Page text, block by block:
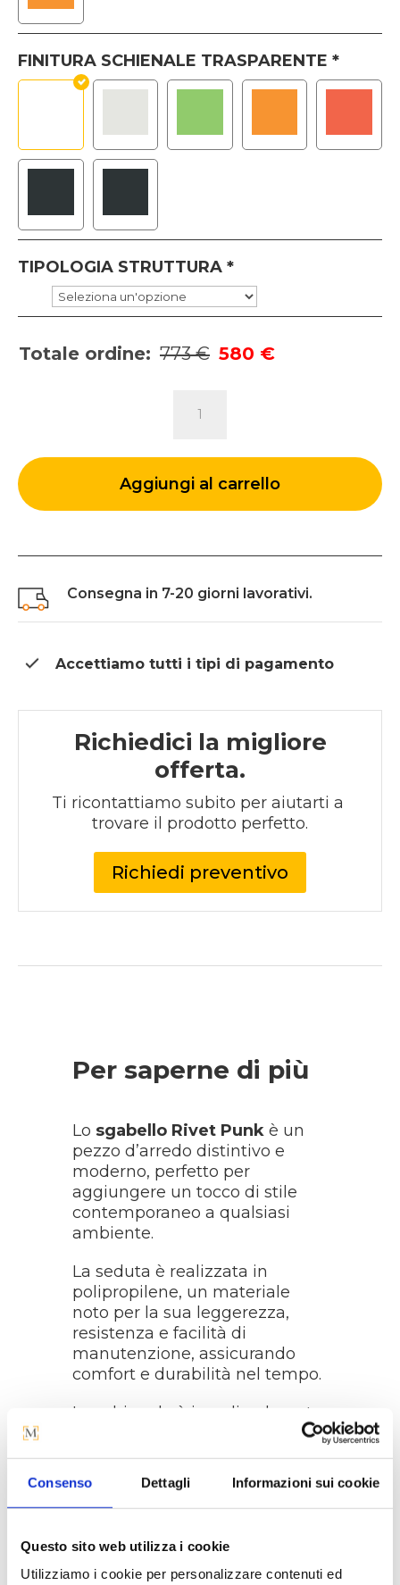
Consenso Dettagli Informazioni sui cookie
Questo sito web utilizza i cookie
Utilizziamo i cookie per personalizzare contenuti ed
FINITURA SCHIENALE TRASPARENTE *
TIPOLOGIA STRUTTURA *
Totale ordine: 773 € 580 €
RIVET
quantità
Aggiungi al carrello
Consegna in 7-20 giorni lavorativi.
Accettiamo tutti i tipi di pagamento
Richiedici la migliore
offerta.
Ti ricontattiamo subito per aiutarti a
trovare il prodotto perfetto.
Richiedi preventivo
Per saperne di più
Lo sgabello Rivet Punk è un
pezzo d’arredo distintivo e
moderno, perfetto per
aggiungere un tocco di stile
contemporaneo a qualsiasi
ambiente.
La seduta è realizzata in
polipropilene, un materiale
noto per la sua leggerezza,
resistenza e facilità di
manutenzione, assicurando
comfort e durabilità nel tempo.
Lo schienale è in policarbonato
trasparente, che conferisce allo
sgabello un aspetto elegante e
La struttura è in acciaio,
cromato, che dona un aspetto
lucido e sofisticato, o verniciato,